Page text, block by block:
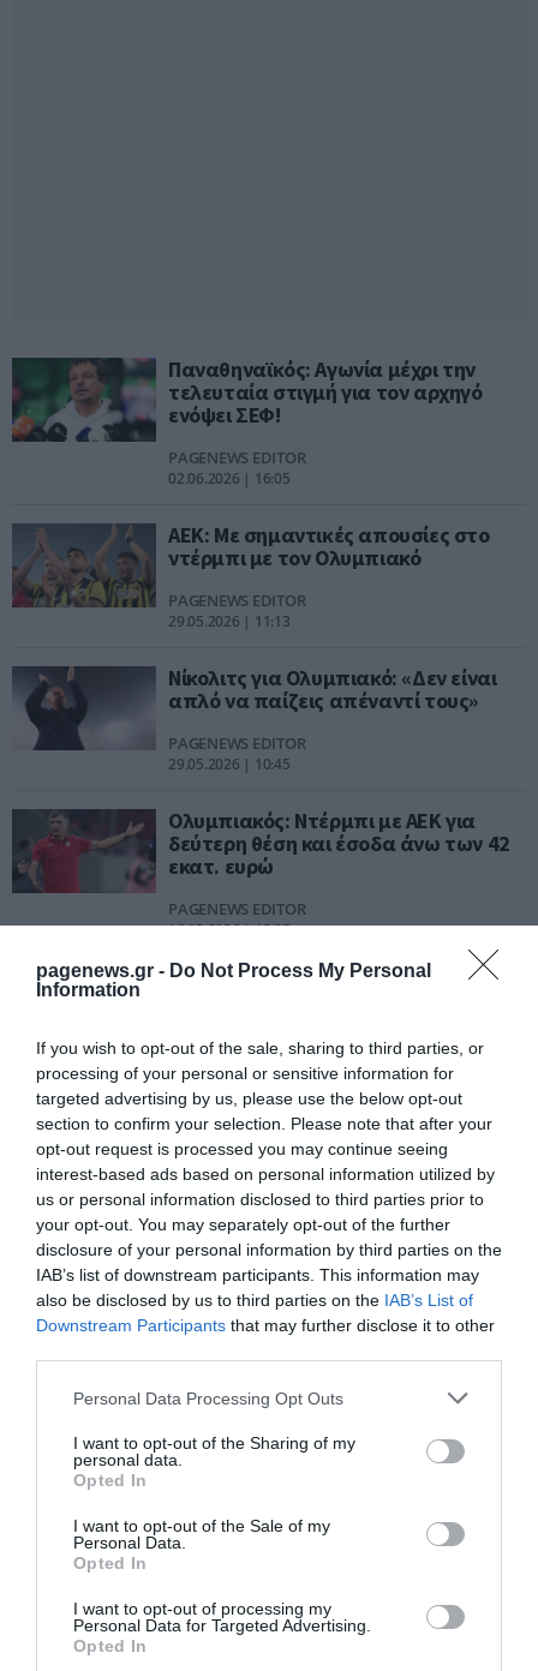
pagenews.gr - Do Not Process My Personal
Information
If you wish to opt-out of the sale, sharing to third parties, or
processing of your personal or sensitive information for
targeted advertising by us, please use the below opt-out
section to confirm your selection. Please note that after your
opt-out request is processed you may continue seeing
interest-based ads based on personal information utilized by
us or personal information disclosed to third parties prior to
your opt-out. You may separately opt-out of the further
disclosure of your personal information by third parties on the
IAB’s list of downstream participants. This information may
also be disclosed by us to third parties on the IAB’s List of
Downstream Participants that may further disclose it to other
Please note that this website/app uses one or more Google
not limited to your visit or usage behaviour. You may click to
grant or deny consent to Google and its third-party tags to
use your data for below specified purposes in below Google
consent section.
Personal Data Processing Opt Outs
I want to opt-out of the Sharing of my
personal data.
Opted In
I want to opt-out of the Sale of my
Personal Data.
Opted In
I want to opt-out of processing my
Personal Data for Targeted Advertising.
Opted In
Παναθηναϊκός: Αγωνία μέχρι την
τελευταία στιγμή για τον αρχηγό
ενόψει ΣΕΦ!
PAGENEWS EDITOR
02.06.2026 | 16:05
ΑΕΚ: Με σημαντικές απουσίες στο
ντέρμπι με τον Ολυμπιακό
PAGENEWS EDITOR
29.05.2026 | 11:13
Νίκολιτς για Ολυμπιακό: «Δεν είναι
απλό να παίζεις απέναντί τους»
PAGENEWS EDITOR
29.05.2026 | 10:45
Ολυμπιακός: Ντέρμπι με ΑΕΚ για
δεύτερη θέση και έσοδα άνω των 42
εκατ. ευρώ
PAGENEWS EDITOR
16.05.2026 | 12:25
Παναθηναϊκός: Ντέρμπι
Μπενίτεθ
PAGENEWS EDITOR
10.05.2026 | 17:06
Παναθηναϊκός: Τα ντέρμπι κρίνουν
τίτλους και το γκολ παραμένει
άλυτο πρόβλημα
PAGENEWS EDITOR
07.05.2026 | 11:39
Παναθηναϊκός: Ώρα αντίδρασης
στο ντέρμπι – Παίζει για εγωισμό
και μέλλον
PAGENEWS EDITOR
Λεωφόρο